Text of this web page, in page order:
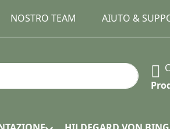
NOSTRO TEAM AIUTO &
risultati appaiono